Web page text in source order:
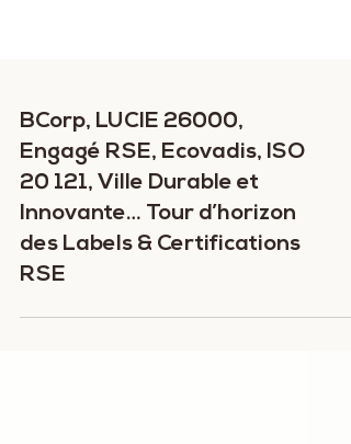
BCorp, LUCIE 26000,
Engagé RSE, Ecovadis, ISO
20 121, Ville Durable et
Innovante… Tour d’horizon
RSE